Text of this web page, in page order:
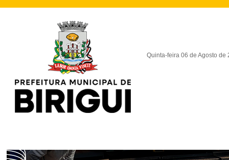
Quinta-feira 06 de Agosto de